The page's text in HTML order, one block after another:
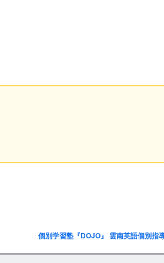
個別学習塾『DOJO』 雲南英語個別